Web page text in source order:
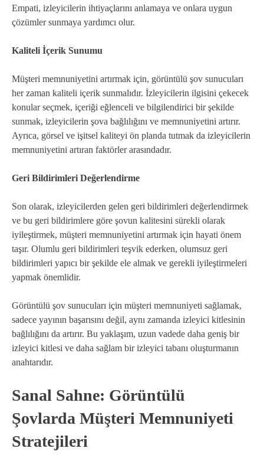
Empati, izleyicilerin ihtiyaçlarını anlamaya ve onlara uygun
çözümler sunmaya yardımcı olur.
Kaliteli İçerik Sunumu
Müşteri memnuniyetini artırmak için, görüntülü şov sunucuları
her zaman kaliteli içerik sunmalıdır. İzleyicilerin ilgisini çekecek
konular seçmek, içeriği eğlenceli ve bilgilendirici bir şekilde
sunmak, izleyicilerin şova bağlılığını ve memnuniyetini artırır.
Ayrıca, görsel ve işitsel kaliteyi ön planda tutmak da izleyicilerin
memnuniyetini artıran faktörler arasındadır.
Geri Bildirimleri Değerlendirme
Son olarak, izleyicilerden gelen geri bildirimleri değerlendirmek
ve bu geri bildirimlere göre şovun kalitesini sürekli olarak
iyileştirmek, müşteri memnuniyetini artırmak için hayati önem
taşır. Olumlu geri bildirimleri teşvik ederken, olumsuz geri
bildirimleri yapıcı bir şekilde ele almak ve gerekli iyileştirmeleri
yapmak önemlidir.
Görüntülü şov sunucuları için müşteri memnuniyeti sağlamak,
sadece yayının başarısını değil, aynı zamanda izleyici kitlesinin
bağlılığını da artırır. Bu yaklaşım, uzun vadede daha geniş bir
izleyici kitlesi ve daha sağlam bir izleyici tabanı oluşturmanın
anahtarıdır.
Sanal Sahne: Görüntülü
Şovlarda Müşteri Memnuniyeti
Stratejileri